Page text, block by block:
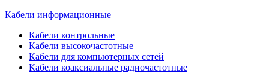
Кабели информационные
Кабели контрольные
Кабели высокочастотные
Кабели для компьютерных сетей
Кабели коаксиальные радиочастотные